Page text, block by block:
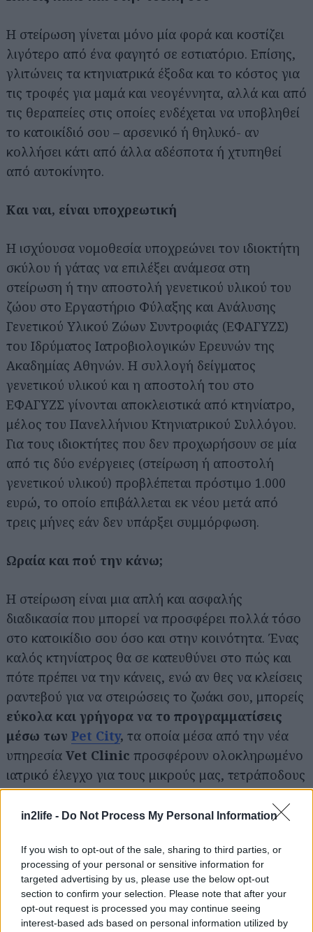
in2life - Do Not Process My Personal Information
If you wish to opt-out of the sale, sharing to third parties, or
processing of your personal or sensitive information for
targeted advertising by us, please use the below opt-out
section to confirm your selection. Please note that after your
opt-out request is processed you may continue seeing
interest-based ads based on personal information utilized by
Η στείρωση γίνεται μόνο μία φορά και κοστίζει
λιγότερο από ένα φαγητό σε εστιατόριο. Επίσης,
γλιτώνεις τα κτηνιατρικά έξοδα και το κόστος για
τις τροφές για μαμά και νεογέννητα, αλλά και από
τις θεραπείες στις οποίες ενδέχεται να υποβληθεί
το κατοικίδιό σου – αρσενικό ή θηλυκό- αν
κολλήσει κάτι από άλλα αδέσποτα ή χτυπηθεί
από αυτοκίνητο.
Και ναι, είναι υποχρεωτική
Η ισχύουσα νομοθεσία υποχρεώνει τον ιδιοκτήτη
σκύλου ή γάτας να επιλέξει ανάμεσα στη
στείρωση ή την αποστολή γενετικού υλικού του
ζώου στο Εργαστήριο Φύλαξης και Ανάλυσης
Γενετικού Υλικού Ζώων Συντροφιάς (ΕΦΑΓΥΖΣ)
του Ιδρύματος Ιατροβιολογικών Ερευνών της
Ακαδημίας Αθηνών. Η συλλογή δείγματος
γενετικού υλικού και η αποστολή του στο
ΕΦΑΓΥΖΣ γίνονται αποκλειστικά από κτηνίατρο,
μέλος του Πανελλήνιου Κτηνιατρικού Συλλόγου.
Για τους ιδιοκτήτες που δεν προχωρήσουν σε μία
από τις δύο ενέργειες (στείρωση ή αποστολή
γενετικού υλικού) προβλέπεται πρόστιμο 1.000
ευρώ, το οποίο επιβάλλεται εκ νέου μετά από
τρεις μήνες εάν δεν υπάρξει συμμόρφωση.
Ωραία και πού την κάνω;
Η στείρωση είναι μια απλή και ασφαλής
διαδικασία που μπορεί να προσφέρει πολλά τόσο
στο κατοικίδιο σου όσο και στην κοινότητα. Ένας
καλός κτηνίατρος θα σε κατευθύνει στο πώς και
πότε πρέπει να την κάνεις, ενώ αν θες να κλείσεις
ραντεβού για να στειρώσεις το ζωάκι σου, μπορείς
εύκολα και γρήγορα να το προγραμματίσεις
μέσω των Pet City, τα οποία μέσα από την νέα
υπηρεσία Vet Clinic προσφέρουν ολοκληρωμένο
ιατρικό έλεγχο για τους μικρούς μας, τετράποδους
φίλους.
Αναζήτηση
για...